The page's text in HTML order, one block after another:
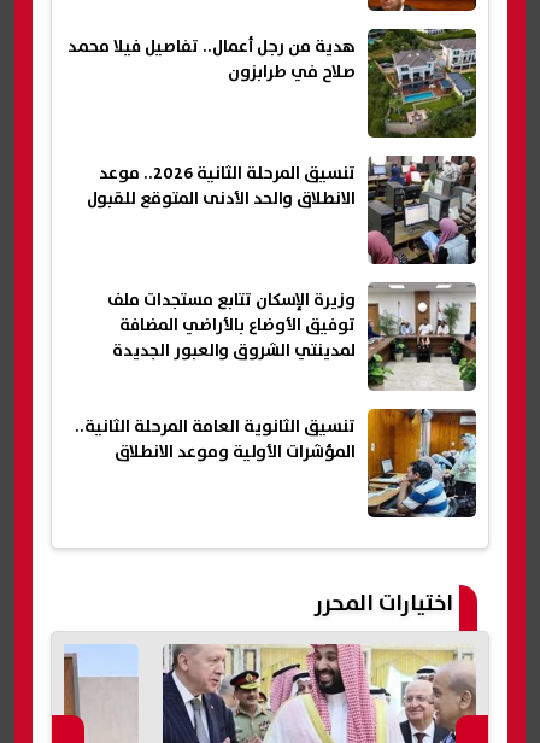
هدية من رجل أعمال.. تفاصيل فيلا محمد
صلاح في طرابزون
تنسيق المرحلة الثانية 2026.. موعد
الانطلاق والحد الأدنى المتوقع للقبول
وزيرة الإسكان تتابع مستجدات ملف
توفيق الأوضاع بالأراضي المضافة
لمدينتي الشروق والعبور الجديدة
تنسيق الثانوية العامة المرحلة الثانية..
المؤشرات الأولية وموعد الانطلاق
اختيارات المحرر